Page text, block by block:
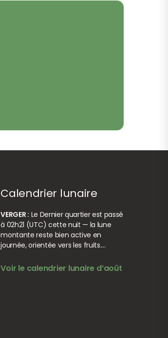
Calendrier lunaire
VERGER : Le Dernier quartier est passé
à 02h21 (UTC) cette nuit — la lune
montante reste bien active en
journée, orientée vers les fruits.…
Voir le calendrier lunaire d’août